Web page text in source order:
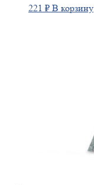
221 ₽ В корзину